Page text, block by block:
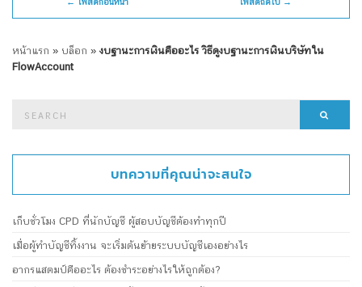
← โพสต์ก่อนหน้า โพสต์ถัดไป →
หน้าแรก » บล็อก » งบฐานะการเงินคืออะไร วิธีดูงบฐานะการเงินบริษัทใน
FlowAccount
บทความที่คุณน่าจะสนใจ
เก็บชั่วโมง CPD ที่นักบัญชี ผู้สอบบัญชีต้องทำทุกปี
เมื่อผู้ทำบัญชีทิ้งงาน จะเริ่มต้นย้ายระบบบัญชีเองอย่างไร
อากรแสตมป์คืออะไร ต้องชำระอย่างไรให้ถูกต้อง?